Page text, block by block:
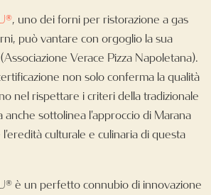
, uno dei forni per ristorazione a gas
può vantare con orgoglio la sua
Verace Pizza Napoletana).
non solo conferma la qualità
nel rispettare i criteri della tradizionale
anche sottolinea l'approccio di Marana
culturale e culinaria di questa
è un perfetto connubio di innovazione